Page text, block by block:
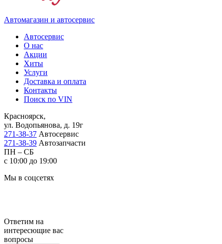
Автомагазин и автосервис
Автосервис
О нас
Акции
Хиты
Услуги
Доставка и оплата
Контакты
Поиск по VIN
Красноярск,
ул. Водопьянова, д. 19г
271-38-37 Автосервис
271-38-39 Автозапчасти
ПН – СБ
с 10:00 до 19:00
Мы в соцсетях
Ответим на
интересющие вас
вопросы